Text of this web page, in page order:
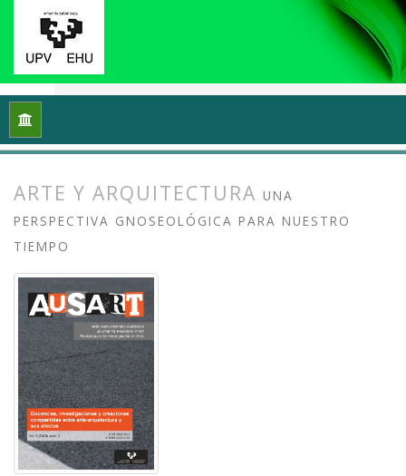
Inicio
ARTE Y ARQUITECTURA UNA
PERSPECTIVA GNOSEOLÓGICA PARA NUESTRO
TIEMPO